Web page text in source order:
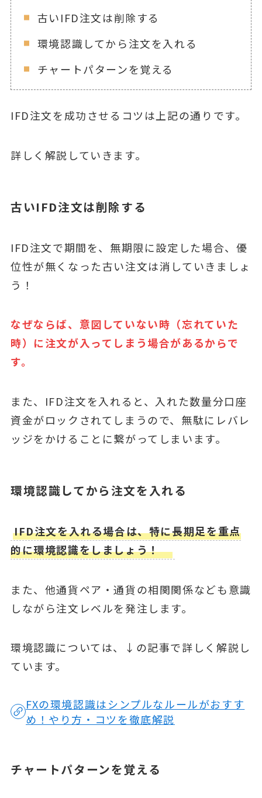
古いIFD注文は削除する
環境認識してから注文を入れる
チャートパターンを覚える
IFD注文を成功させるコツは上記の通りです。
詳しく解説していきます。
古いIFD注文は削除する
IFD注文で期間を、無期限に設定した場合、優
位性が無くなった古い注文は消していきましょ
う！
なぜならば、意図していない時（忘れていた
時）に注文が入ってしまう場合があるからで
す。
また、IFD注文を入れると、入れた数量分口座
資金がロックされてしまうので、無駄にレバレ
ッジをかけることに繋がってしまいます。
環境認識してから注文を入れる
IFD注文を入れる場合は、特に長期足を重点
的に環境認識をしましょう！
また、他通貨ペア・通貨の相関関係なども意識
しながら注文レベルを発注します。
環境認識については、↓の記事で詳しく解説し
ています。
FXの環境認識はシンプルなルールがおすす
め！やり方・コツを徹底解説
チャートパターンを覚える